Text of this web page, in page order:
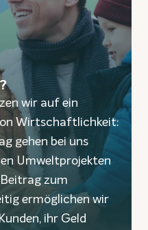
wir auf ein
Wirtschaftlichkeit:
gehen bei uns
Umweltprojekten
zum
ermöglichen wir
ihr Geld